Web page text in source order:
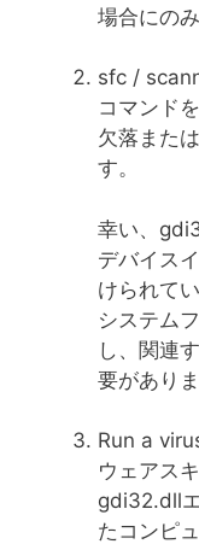
場合にの
sfc /
コマンド
欠落また
す。
幸い、
デバイス
けられて
システム
し、関連
要がありま
Run a
ウェアス
gdi32.dll
たコンピ